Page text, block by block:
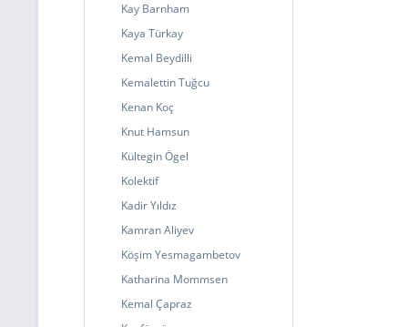
Kay Barnham
Kaya Türkay
Kemal Beydilli
Kemalettin Tuğcu
Kenan Koç
Knut Hamsun
Kültegin Ögel
Kolektif
Kadir Yıldız
Kamran Aliyev
Köşim Yesmagambetov
Katharina Mommsen
Kemal Çapraz